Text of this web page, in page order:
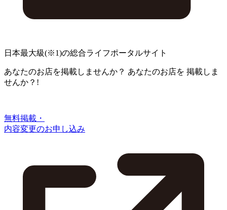
日本最大級(※1)の総合ライフポータルサイト
あなたのお店を掲載しませんか？ あなたのお店を 掲載しま
せんか？!
無料掲載・
内容変更のお申し込み